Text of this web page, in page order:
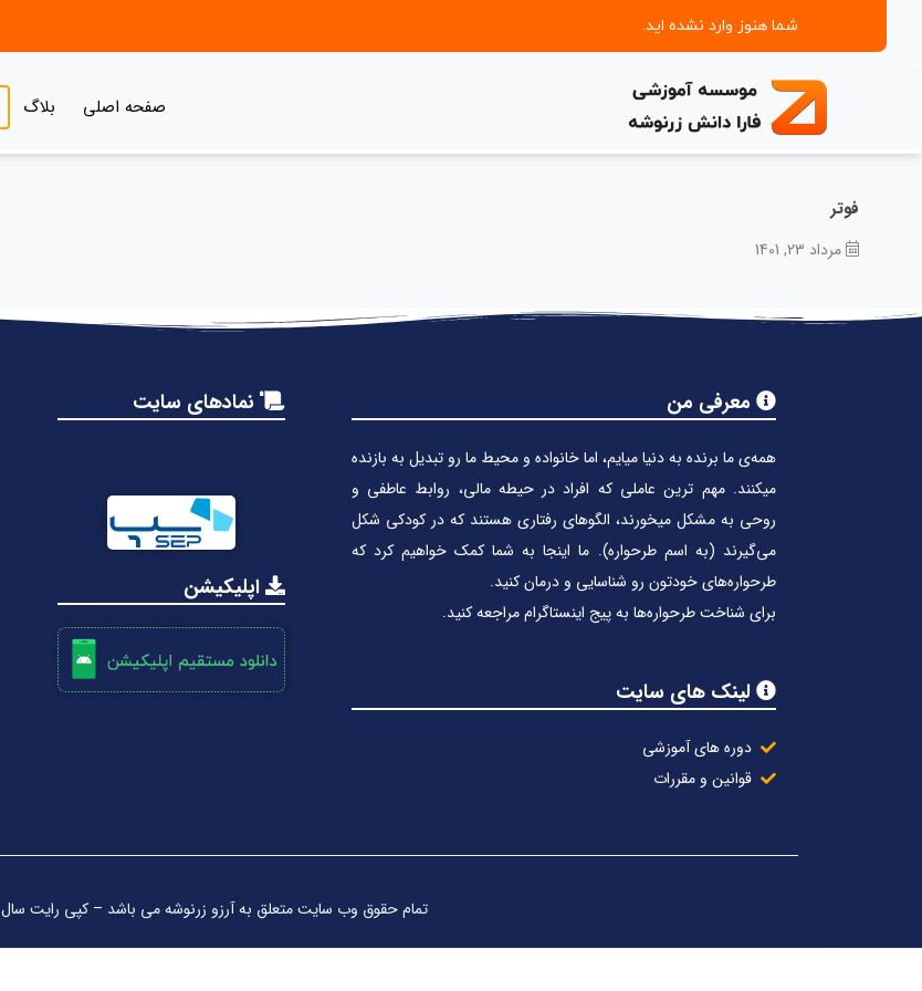
شما هنوز وارد نشده اید.
صفحه اصلی بلاگ
فوتر
مرداد 23, 1401
معرفی من
همه‌ی ما برنده به دنیا میایم، اما خانواده و محیط ما رو تبدیل به بازنده
میکنند. مهم ترین عاملی که افراد در حیطه مالی، روابط عاطفی و
روحی به مشکل میخورند، الگوهای رفتاری هستند که در کودکی شکل
می‌گیرند (به اسم طرحواره). ما اینجا به شما کمک خواهیم کرد که
طرحواره‌های خودتون رو شناسایی و درمان کنید.
برای شناخت طرحواره‌ها به پیج اینستاگرام مراجعه کنید.
لینک های سایت
دوره های آموزشی
قوانین و مقررات
نمادهای سایت
اپلیکیشن
تمام حقوق وب سایت متعلق به آرزو زرنوشه می باشد – کپی رایت سال ۱۳۹8-۱۴۰3